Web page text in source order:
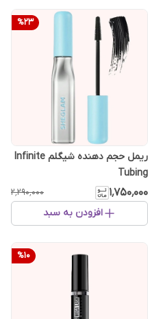
%23
ریمل حجم دهنده شیگلم Infinite
Tubing
۱٬۷۵۰٬۰۰۰ ۲٬۲۹۰٬۰۰۰
افزودن به سبد
%10